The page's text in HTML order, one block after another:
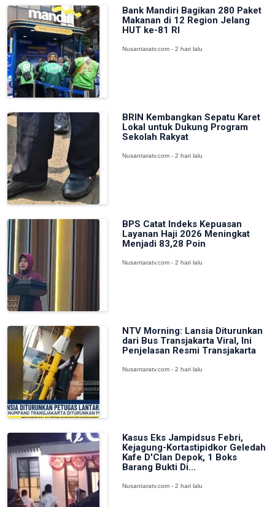
Bank Mandiri Bagikan 280 Paket
Makanan di 12 Region Jelang
HUT ke-81 RI
Nusantaratv.com - 2 hari lalu
BRIN Kembangkan Sepatu Karet
Lokal untuk Dukung Program
Sekolah Rakyat
Nusantaratv.com - 2 hari lalu
BPS Catat Indeks Kepuasan
Layanan Haji 2026 Meningkat
Menjadi 83,28 Poin
Nusantaratv.com - 2 hari lalu
NTV Morning: Lansia Diturunkan
dari Bus Transjakarta Viral, Ini
Penjelasan Resmi Transjakarta
Nusantaratv.com - 2 hari lalu
Kasus Eks Jampidsus Febri,
Kejagung-Kortastipidkor Geledah
Kafe D'Clan Depok, 1 Boks
Barang Bukti Di...
Nusantaratv.com - 2 hari lalu